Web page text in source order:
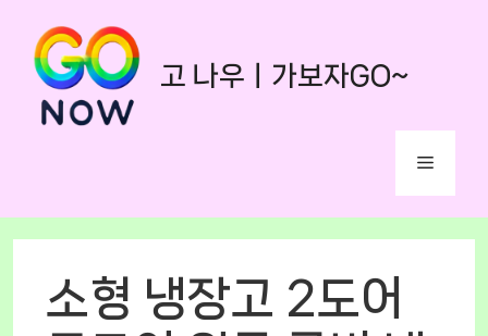
content
고 나우ㅣ가보자GO~
Menu
소형 냉장고 2도어